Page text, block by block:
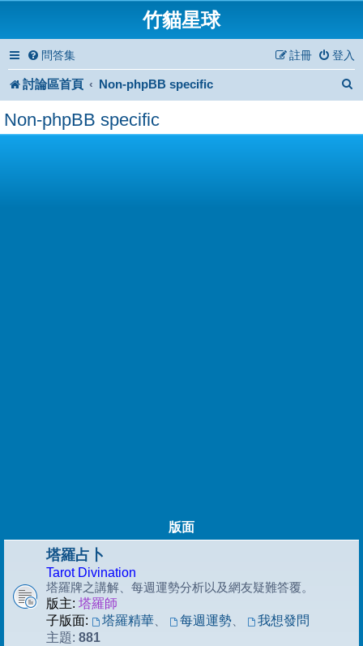
竹貓星球
問答集 登入
註冊
討論區首頁 Non-phpBB specific
Non-phpBB specific
版面
塔羅占卜
Tarot Divination
塔羅牌之講解、每週運勢分析以及網友疑難答覆。
版主: 塔羅師
子版面:
塔羅精華、 每週運勢、
我想發問
主題: 881